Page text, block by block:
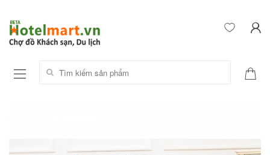
Tìm kiếm sản phẩm: